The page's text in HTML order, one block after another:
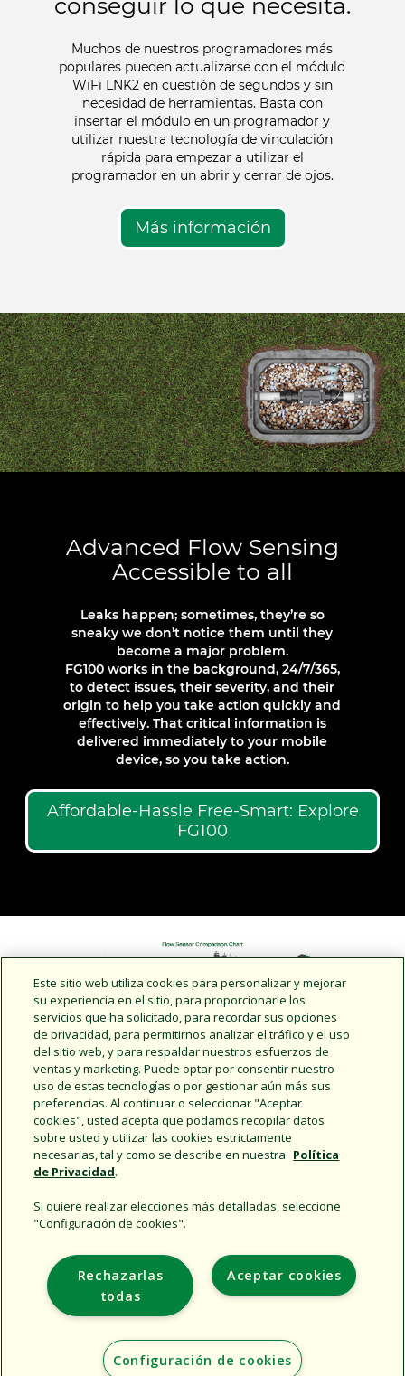
conseguir lo que necesita.
Muchos de nuestros programadores más
populares pueden actualizarse con el módulo
WiFi LNK2 en cuestión de segundos y sin
necesidad de herramientas. Basta con
insertar el módulo en un programador y
utilizar nuestra tecnología de vinculación
rápida para empezar a utilizar el
programador en un abrir y cerrar de ojos.
Más información
Advanced Flow Sensing
Accessible to all
Leaks happen; sometimes, they’re so
sneaky we don’t notice them until they
become a major problem.
FG100 works in the background, 24/7/365,
to detect issues, their severity, and their
origin to help you take action quickly and
effectively. That critical information is
delivered immediately to your mobile
device, so you take action.
Affordable-Hassle Free-Smart: Explore
FG100
VIEW/DOWNLOAD FLOW SENSOR COMPARISON
CHART
Support
Empresa
Additional Sites
Copyright © 2026 Rain Bird Corporation. All rights reserved.
Este sitio web utiliza cookies para personalizar y mejorar
su experiencia en el sitio, para proporcionarle los
servicios que ha solicitado, para recordar sus opciones
de privacidad, para permitirnos analizar el tráfico y el uso
del sitio web, y para respaldar nuestros esfuerzos de
ventas y marketing. Puede optar por consentir nuestro
uso de estas tecnologías o por gestionar aún más sus
preferencias. Al continuar o seleccionar "Aceptar
cookies", usted acepta que podamos recopilar datos
sobre usted y utilizar las cookies estrictamente
necesarias, tal y como se describe en nuestra Política
de Privacidad.
Si quiere realizar elecciones más detalladas, seleccione
"Configuración de cookies".
Aceptar cookies
Rechazarlas
todas
Configuración de cookies